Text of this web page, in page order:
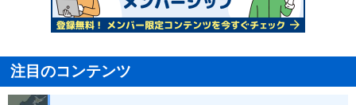
注目のコンテンツ